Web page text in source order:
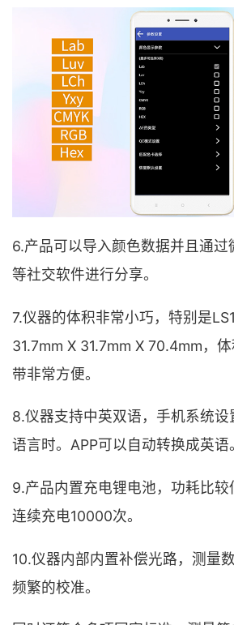
6.产品可以导入颜色数据并且通过
等社交软件进行分享。
7.仪器的体积非常小巧，特别是
31.7mm X 31.7mm X 70.4mm，
带非常方便。
8.仪器支持中英双语，手机系统
语言时。APP可以自动转换成英语
9.产品内置充电锂电池，功耗比较
连续充电10000次。
10.仪器内部内置补偿光路，测量
频繁的校准。